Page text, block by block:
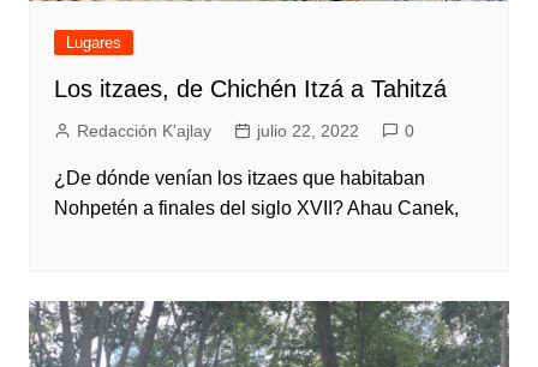
Lugares
Los itzaes, de Chichén Itzá a Tahitzá
Redacción K'ajlay julio 22, 2022 0
¿De dónde venían los itzaes que habitaban
Nohpetén a finales del siglo XVII? Ahau Canek,